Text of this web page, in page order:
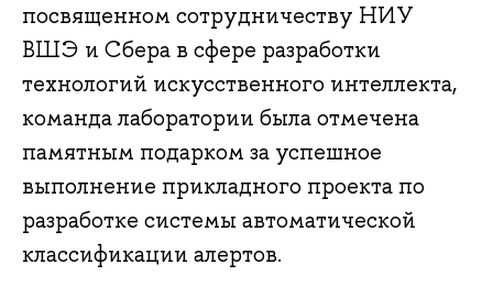
посвященном сотрудничеству НИУ
ВШЭ и Сбера в сфере разработки
технологий искусственного интеллекта,
команда лаборатории была отмечена
памятным подарком за успешное
выполнение прикладного проекта по
разработке системы автоматической
классификации алертов.